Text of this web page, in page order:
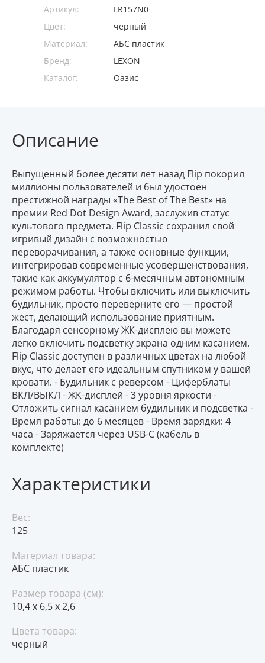
Артикул:
LR157N0
Цвет:
черный
Материал:
АБС пластик
Бренд:
LEXON
Каталог:
Оазис
Описание
Выпущенный более десяти лет назад Flip покорил
миллионы пользователей и был удостоен
престижной награды «The Best of The Best» на
премии Red Dot Design Award, заслужив статус
культового предмета. Flip Classic сохранил свой
игривый дизайн с возможностью
переворачивания, а также основные функции,
интегрировав современные усовершенствования,
такие как аккумулятор с 6-месячным автономным
режимом работы. Чтобы включить или выключить
будильник, просто переверните его — простой
жест, делающий использование приятным.
Благодаря сенсорному ЖК-дисплею вы можете
легко включить подсветку экрана одним касанием.
Flip Classic доступен в различных цветах на любой
вкус, что делает его идеальным спутником у вашей
кровати. - Будильник с реверсом - Циферблаты
ВКЛ/ВЫКЛ - ЖК-дисплей - 3 уровня яркости -
Отложить сигнал касанием будильник и подсветка -
Время работы: до 6 месяцев - Время зарядки: 4
часа - Заряжается через USB-C (кабель в
комплекте)
Характеристики
Вес:
125
Материал товара:
АБС пластик
Размер товара (см):
10,4 x 6,5 x 2,6
Цвета товара:
черный